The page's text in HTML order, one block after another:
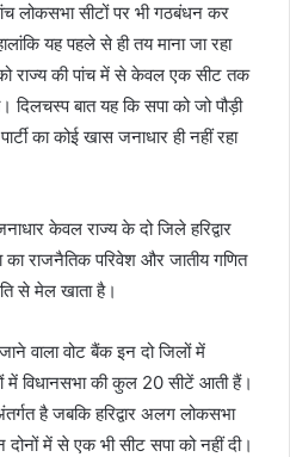
लोकसभा सीटों पर भी गठबंधन कर
यह पहले से ही तय माना जा रहा
राज्य की पांच में से केवल एक सीट तक
दिलचस्प बात यह कि सपा को जो पौड़ी
का कोई खास जनाधार ही नहीं रहा
केवल राज्य के दो जिले हरिद्वार
राजनैतिक परिवेश और जातीय गणित
से मेल खाता है।
वाला वोट बैंक इन दो जिलों में
में विधानसभा की कुल 20 सीटें आती हैं।
है जबकि हरिद्वार अलग लोकसभा
में से एक भी सीट सपा को नहीं दी।